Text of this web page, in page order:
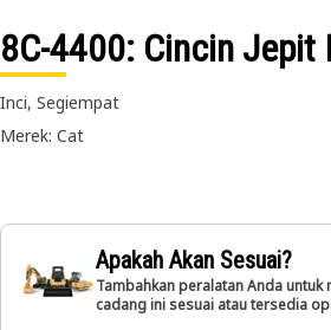
8C-4400: Cincin Jepit
Inci, Segiempat
Merek: Cat
Apakah Akan Sesuai?
Tambahkan peralatan Anda untuk
cadang ini sesuai atau tersedia